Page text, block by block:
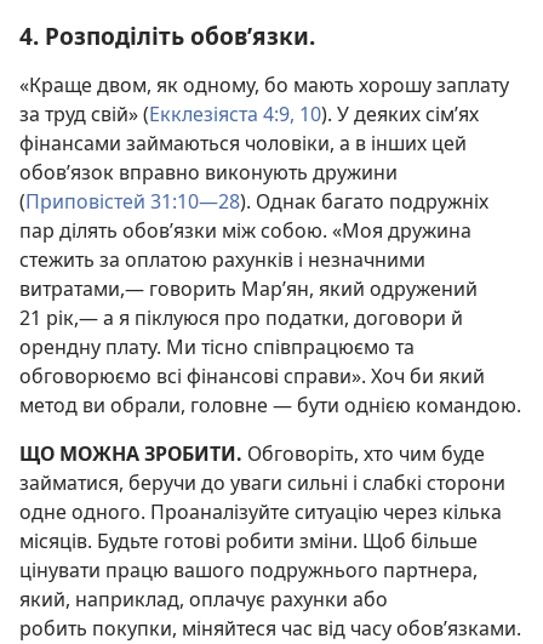
4. Розподіліть обов’язки.
«Краще двом, як одному, бо мають хорошу заплату
за труд свій» (Екклезіяста 4:9, 10). У деяких сім’ях
фінансами займаються чоловіки, а в інших цей
обов’язок вправно виконують дружини
(Приповістей 31:10—28). Однак багато подружніх
пар ділять обов’язки між собою. «Моя дружина
стежить за оплатою рахунків і незначними
витратами,— говорить Мар’ян, який одружений
21 рік,— а я піклуюся про податки, договори й
орендну плату. Ми тісно співпрацюємо та
обговорюємо всі фінансові справи». Хоч би який
метод ви обрали, головне — бути однією командою.
ЩО МОЖНА ЗРОБИТИ. Обговоріть, хто чим буде
займатися, беручи до уваги сильні і слабкі сторони
одне одного. Проаналізуйте ситуацію через кілька
місяців. Будьте готові робити зміни. Щоб більше
цінувати працю вашого подружнього партнера,
який, наприклад, оплачує рахунки або
робить покупки, міняйтеся час від часу обов’язками.